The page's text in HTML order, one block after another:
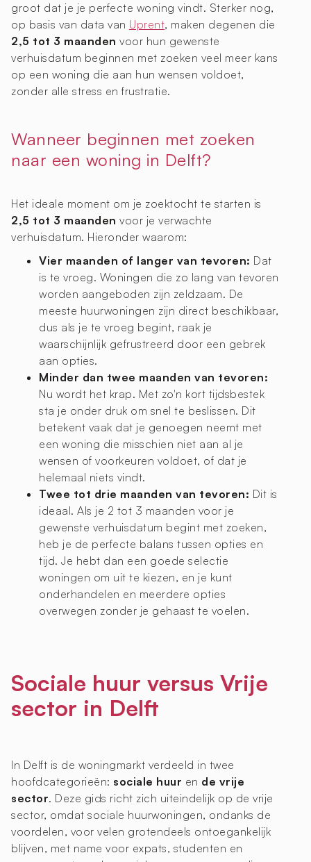
groot dat je je perfecte woning vindt. Sterker nog,
op basis van data van Uprent, maken degenen die
2,5 tot 3 maanden voor hun gewenste
verhuisdatum beginnen met zoeken veel meer kans
op een woning die aan hun wensen voldoet,
zonder alle stress en frustratie.
Wanneer beginnen met zoeken
naar een woning in Delft?
Het ideale moment om je zoektocht te starten is
2,5 tot 3 maanden voor je verwachte
verhuisdatum. Hieronder waarom:
Vier maanden of langer van tevoren: Dat
is te vroeg. Woningen die zo lang van tevoren
worden aangeboden zijn zeldzaam. De
meeste huurwoningen zijn direct beschikbaar,
dus als je te vroeg begint, raak je
waarschijnlijk gefrustreerd door een gebrek
aan opties.
Minder dan twee maanden van tevoren:
Nu wordt het krap. Met zo'n kort tijdsbestek
sta je onder druk om snel te beslissen. Dit
betekent vaak dat je genoegen neemt met
een woning die misschien niet aan al je
wensen of voorkeuren voldoet, of dat je
helemaal niets vindt.
Twee tot drie maanden van tevoren: Dit is
ideaal. Als je 2 tot 3 maanden voor je
gewenste verhuisdatum begint met zoeken,
heb je de perfecte balans tussen opties en
tijd. Je hebt dan een goede selectie
woningen om uit te kiezen, en je kunt
onderhandelen en meerdere opties
overwegen zonder je gehaast te voelen.
Sociale huur versus Vrije
sector in Delft
In Delft is de woningmarkt verdeeld in twee
hoofdcategorieën: sociale huur en de vrije
sector. Deze gids richt zich uiteindelijk op de vrije
sector, omdat sociale huurwoningen, ondanks de
voordelen, voor velen grotendeels ontoegankelijk
blijven, met name voor expats, studenten en